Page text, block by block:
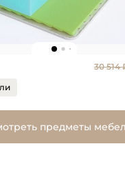
30 514
предметы